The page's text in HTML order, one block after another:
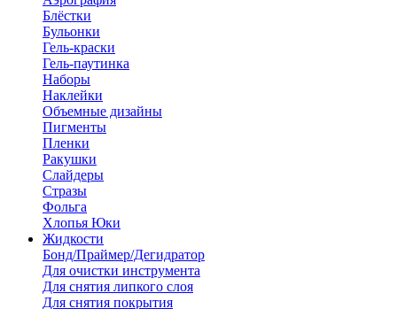
Блёстки
Бульонки
Гель-краски
Гель-паутинка
Наборы
Наклейки
Объемные дизайны
Пигменты
Пленки
Ракушки
Слайдеры
Стразы
Фольга
Хлопья Юки
Жидкости
Бонд/Праймер/Дегидратор
Для очистки инструмента
Для снятия липкого слоя
Для снятия покрытия